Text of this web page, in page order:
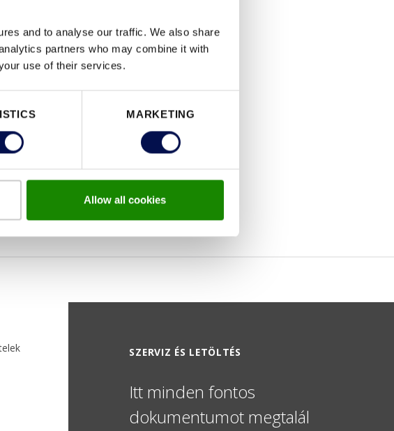
and to analyse our traffic. We also share
partners who may combine it with
use of their services.
MARKETING
Allow all cookies
SZERVIZ ÉS LETÖLTÉS
Itt minden fontos
dokumentumot megtalál